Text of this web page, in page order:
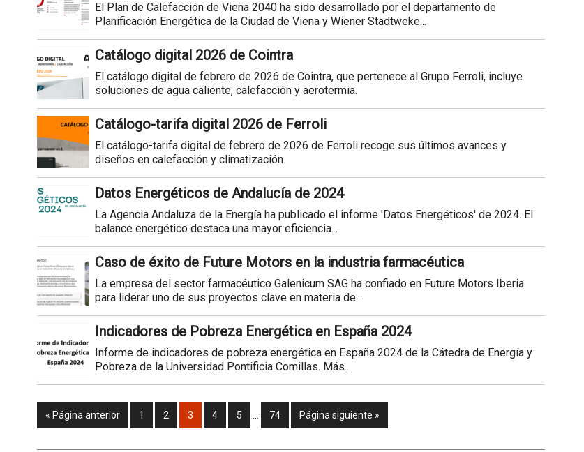
El Plan de Calefacción de Viena 2040 ha sido desarrollado por el departamento de
Planificación Energética de la Ciudad de Viena y Wiener Stadtweke...
Catálogo digital 2026 de Cointra
El catálogo digital de febrero de 2026 de Cointra, que pertenece al Grupo Ferroli, incluye
soluciones de agua caliente, calefacción y aerotermia.
Catálogo-tarifa digital 2026 de Ferroli
El catálogo-tarifa digital de febrero de 2026 de Ferroli recoge sus últimos avances y
diseños en calefacción y climatización.
Datos Energéticos de Andalucía de 2024
La Agencia Andaluza de la Energía ha publicado el informe 'Datos Energéticos' de 2024. El
balance energético destaca una mayor eficiencia...
Caso de éxito de Future Motors en la industria farmacéutica
La empresa del sector farmacéutico Galenicum SAG ha confiado en Future Motors Iberia
para liderar uno de sus proyectos clave en materia de...
Indicadores de Pobreza Energética en España 2024
Informe de indicadores de pobreza energética en España 2024 de la Cátedra de Energía y
Pobreza de la Universidad Pontificia Comillas. Más...
« Página anterior 1 2 3 4 5 74 Página siguiente »